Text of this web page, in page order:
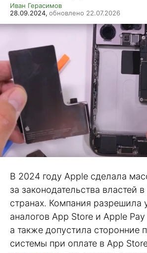
Иван Герасимов
28.09.2024, обновлено 22.07.2026
В 2024 году Apple сделала
за законодательства властей
странах. Компания разрешила
аналогов App Store и Apple
а также допустила сторонние
системы при оплате в App